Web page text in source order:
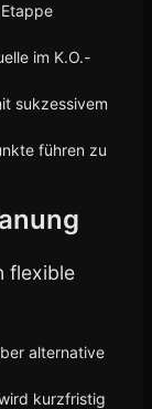
im K.O.-
sukzessivem
führen zu
flexible
alternative
kurzfristig